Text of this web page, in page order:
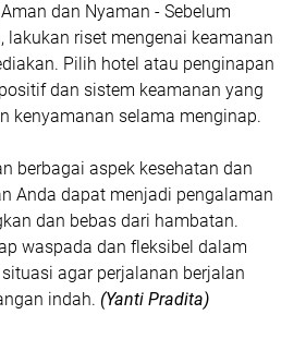
dan Nyaman - Sebelum
lakukan riset mengenai keamanan
Pilih hotel atau penginapan
dan sistem keamanan yang
kenyamanan selama menginap.
berbagai aspek kesehatan dan
Anda dapat menjadi pengalaman
dan bebas dari hambatan.
waspada dan fleksibel dalam
agar perjalanan berjalan
indah. (Yanti Pradita)